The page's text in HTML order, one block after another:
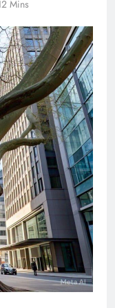
Mins